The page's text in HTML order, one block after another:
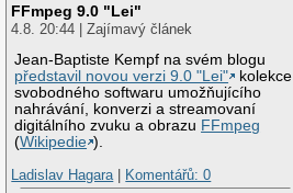
FFmpeg 9.0 "Lei"
4.8. 20:44 | Zajímavý článek
Jean-Baptiste Kempf na svém blogu
představil novou verzi 9.0 "Lei"
kolekce
svobodného softwaru umožňujícího
nahrávání, konverzi a streamovaní
digitálního zvuku a obrazu FFmpeg
(Wikipedie ).
Ladislav Hagara| Komentářů: 0